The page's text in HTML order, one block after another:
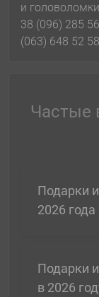
и
38 (096) 285
(063) 648 52
Частые
Подарки
2026 года
Подарки
в 2026